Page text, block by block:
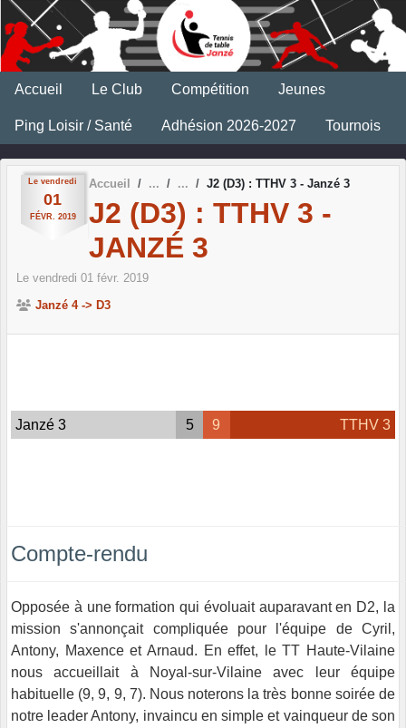
Accueil Le Club Compétition Jeunes
Ping Loisir / Santé Adhésion 2026-2027 Tournois
Le vendredi
01
FÉVR. 2019
Accueil J2 (D3) : TTHV 3 - Janzé 3
J2 (D3) : TTHV 3 -
JANZÉ 3
Le vendredi 01 févr. 2019
Janzé 4 -> D3
Janzé 3 5 9 TTHV 3
Compte-rendu
Opposée à une formation qui évoluait auparavant en D2, la
mission s'annonçait compliquée pour l'équipe de Cyril,
Antony, Maxence et Arnaud. En effet, le TT Haute-Vilaine
nous accueillait à Noyal-sur-Vilaine avec leur équipe
habituelle (9, 9, 9, 7). Nous noterons la très bonne soirée de
notre leader Antony, invaincu en simple et vainqueur de son
Panneau de gestion des cookies